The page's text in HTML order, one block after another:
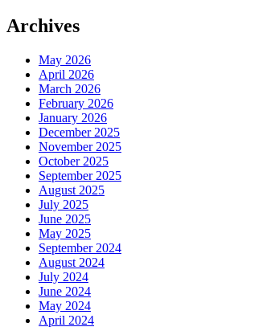
Archives
May 2026
April 2026
March 2026
February 2026
January 2026
December 2025
November 2025
October 2025
September 2025
August 2025
July 2025
June 2025
May 2025
September 2024
August 2024
July 2024
June 2024
May 2024
April 2024